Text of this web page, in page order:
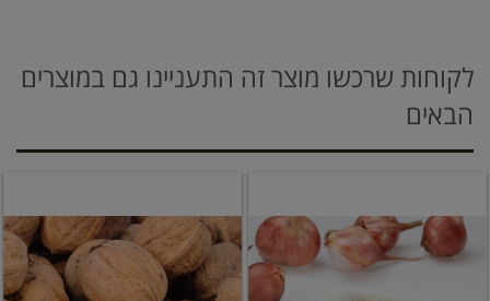
לקוחות שרכשו מוצר זה התעניינו גם במוצרים
הבאים